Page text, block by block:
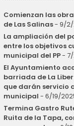
Comienzan las
de Las Salinas- 9/2/
La ampliación del
entre los objetivos
municipal del PP- 7/
El Ayuntamiento
barriada de La
que darán servicio
municipal - 6/19/
Termina Gastro
Ruita de la Tapa,